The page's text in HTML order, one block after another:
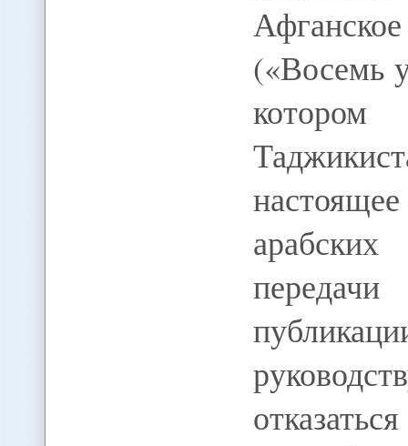
(«Восемь
котором